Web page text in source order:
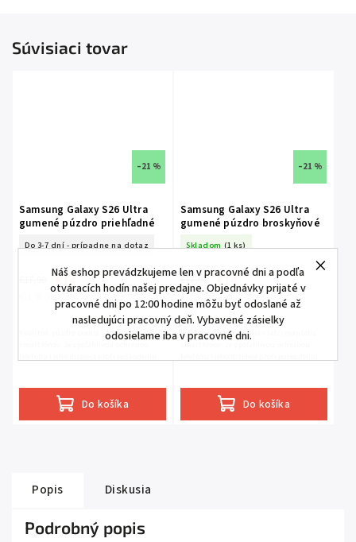
Náš eshop prevádzkujeme len v pracovné dni a podľa
otváracích hodín našej predajne. Objednávky prijaté v
pracovné dni po 12:00 hodine môžu byť odoslané až
nasledujúci pracovný deň. Vybavené zásielky
odosielame iba v pracovné dni.
Súvisiaci tovar
–21 %
Samsung Galaxy S26 Ultra
gumené púzdro priehľadné
Do 3-7 dní - prípadne na dotaz
€14
Do košíka
Kvalitné púzdro ocenia všetci majitelia
–21 %
Samsung Galaxy S26 Ultra
gumené púzdro broskyňové
Skladom (1 ks)
€11,38 bez DPH
€17,90 €14
Do košíka
Kvalitné púzdro ocenia všetci majitelia
smartfónov. Je spoľahlivou ochranou
Popis Diskusia
Podrobný popis